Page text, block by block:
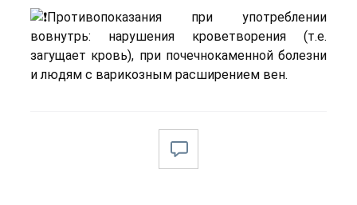
Противопоказания при употреблении
вовнутрь: нарушения кроветворения (т.е.
загущает кровь), при почечнокаменной болезни
и людям с варикозным расширением вен.